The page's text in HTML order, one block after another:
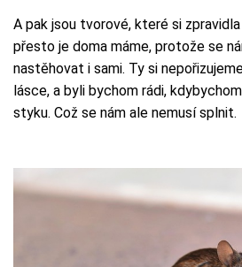
A pak jsou tvorové, které si
přesto je doma máme, protože se
nastěhovat i sami. Ty si
lásce, a byli bychom rádi,
styku. Což se nám ale nemusí splnit.